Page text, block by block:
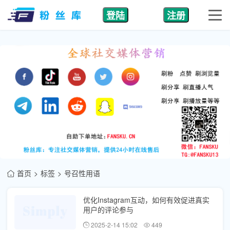
登陆 注册
首页 标签 号召性用语
优化Instagram互动，如何有效促进真实
用户的评论参与
2025-2-14 15:02 449